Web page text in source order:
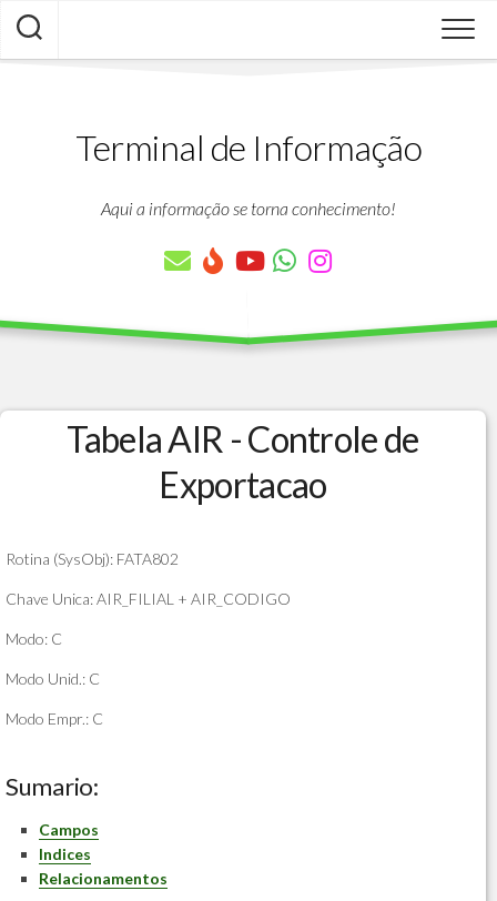
Skip
content
Terminal de Informação
Aqui a informação se torna conhecimento!
Tabela AIR - Controle de
Exportacao
Rotina (SysObj): FATA802
Chave Unica: AIR_FILIAL + AIR_CODIGO
Modo: C
Modo Unid.: C
Modo Empr.: C
Sumario:
Campos
Indices
Relacionamentos